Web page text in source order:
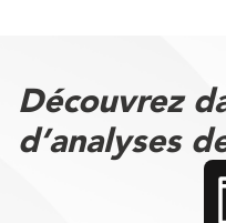
Découvrez
d’analyses